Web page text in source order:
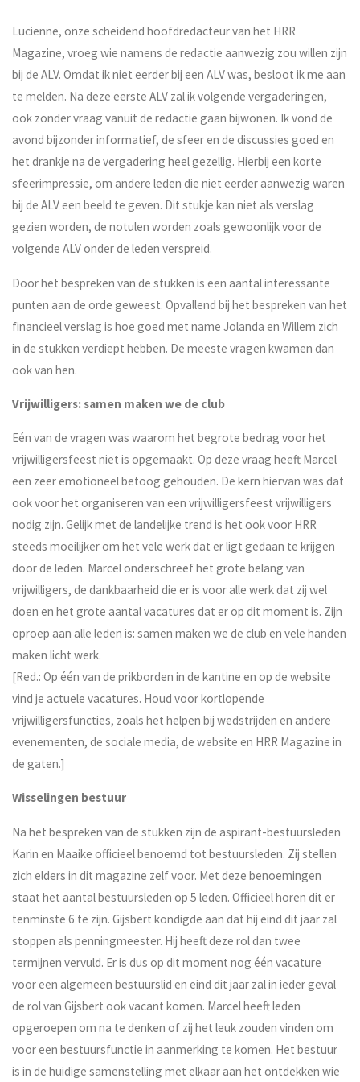
Lucienne, onze scheidend hoofdredacteur van het HRR
Magazine, vroeg wie namens de redactie aanwezig zou willen zijn
bij de ALV. Omdat ik niet eerder bij een ALV was, besloot ik me aan
te melden. Na deze eerste ALV zal ik volgende vergaderingen,
ook zonder vraag vanuit de redactie gaan bijwonen. Ik vond de
avond bijzonder informatief, de sfeer en de discussies goed en
het drankje na de vergadering heel gezellig. Hierbij een korte
sfeerimpressie, om andere leden die niet eerder aanwezig waren
bij de ALV een beeld te geven. Dit stukje kan niet als verslag
gezien worden, de notulen worden zoals gewoonlijk voor de
volgende ALV onder de leden verspreid.
Door het bespreken van de stukken is een aantal interessante
punten aan de orde geweest. Opvallend bij het bespreken van het
financieel verslag is hoe goed met name Jolanda en Willem zich
in de stukken verdiept hebben. De meeste vragen kwamen dan
ook van hen.
Vrijwilligers: samen maken we de club
Eén van de vragen was waarom het begrote bedrag voor het
vrijwilligersfeest niet is opgemaakt. Op deze vraag heeft Marcel
een zeer emotioneel betoog gehouden. De kern hiervan was dat
ook voor het organiseren van een vrijwilligersfeest vrijwilligers
nodig zijn. Gelijk met de landelijke trend is het ook voor HRR
steeds moeilijker om het vele werk dat er ligt gedaan te krijgen
door de leden. Marcel onderschreef het grote belang van
vrijwilligers, de dankbaarheid die er is voor alle werk dat zij wel
doen en het grote aantal vacatures dat er op dit moment is. Zijn
oproep aan alle leden is: samen maken we de club en vele handen
maken licht werk.
[Red.: Op één van de prikborden in de kantine en op de website
vind je actuele vacatures. Houd voor kortlopende
vrijwilligersfuncties, zoals het helpen bij wedstrijden en andere
evenementen, de sociale media, de website en HRR Magazine in
de gaten.]
Wisselingen bestuur
Na het bespreken van de stukken zijn de aspirant-bestuursleden
Karin en Maaike officieel benoemd tot bestuursleden. Zij stellen
zich elders in dit magazine zelf voor. Met deze benoemingen
staat het aantal bestuursleden op 5 leden. Officieel horen dit er
tenminste 6 te zijn. Gijsbert kondigde aan dat hij eind dit jaar zal
stoppen als penningmeester. Hij heeft deze rol dan twee
termijnen vervuld. Er is dus op dit moment nog één vacature
voor een algemeen bestuurslid en eind dit jaar zal in ieder geval
de rol van Gijsbert ook vacant komen. Marcel heeft leden
opgeroepen om na te denken of zij het leuk zouden vinden om
voor een bestuursfunctie in aanmerking te komen. Het bestuur
is in de huidige samenstelling met elkaar aan het ontdekken wie